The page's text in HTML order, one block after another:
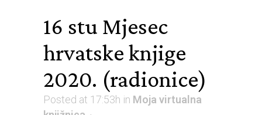
16 stu Mjesec
hrvatske knjige
2020. (radionice)
Posted at 17:53h in Moja virtualna